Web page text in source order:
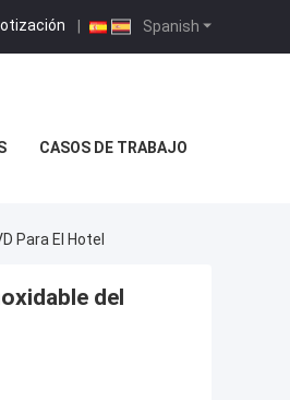
Spanish
|
CASOS DE TRABAJO
Para El Hotel
del